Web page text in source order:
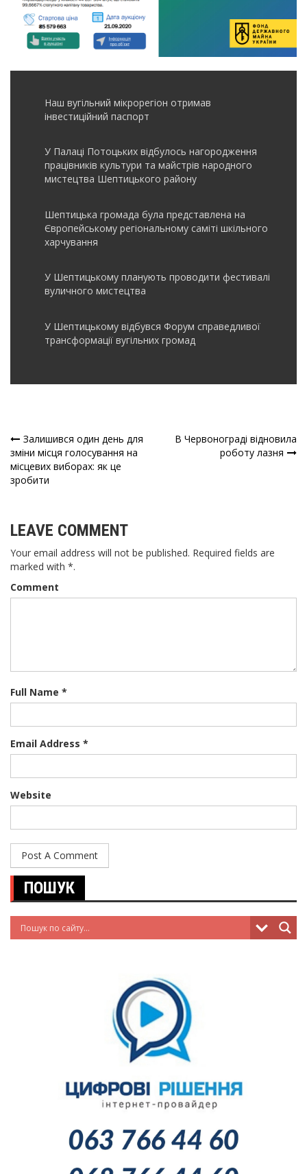
Наш вугільний мікрорегіон отримав
інвеcтиційний паспорт
У Палаці Потоцьких відбулось нагородження
працівників культури та майстрів народного
мистецтва Шептицького району
Шептицька громада була представлена на
Європейському регіональному саміті шкільного
харчування
У Шептицькому планують проводити фестивалі
вуличного мистецтва
У Шептицькому відбувся Форум справедливої
трансформації вугільних громад
Навігація
записів
Залишився один день для
зміни місця голосування на
місцевих виборах: як це
зробити
В Червонограді відновила
роботу лазня
LEAVE COMMENT
Your email address will not be published. Required fields are
marked with *.
Comment
Full Name *
Email Address *
Website
ПОШУК